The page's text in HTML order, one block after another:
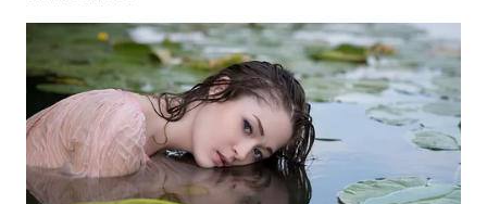
WN
PRIANGAN
TIMUR
WN
SEMARANG